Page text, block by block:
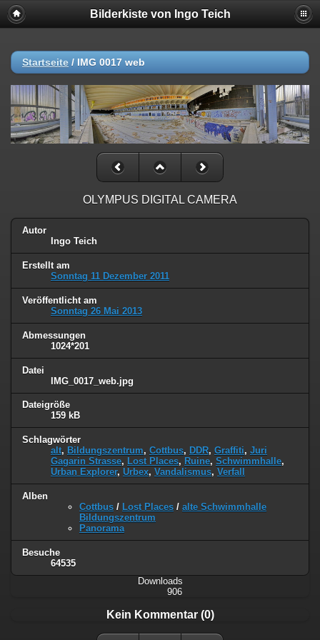
Bilderkiste von Ingo Teich
Startseite / IMG 0017 web
OLYMPUS DIGITAL CAMERA
Autor
Ingo Teich
Erstellt am
Sonntag 11 Dezember 2011
Veröffentlicht am
Sonntag 26 Mai 2013
Abmessungen
1024*201
Datei
IMG_0017_web.jpg
Dateigröße
159 kB
Schlagwörter
alt, Bildungszentrum, Cottbus, DDR, Graffiti, Juri
Gagarin Strasse, Lost Places, Ruine, Schwimmhalle,
Urban Explorer, Urbex, Vandalismus, Verfall
Alben
Cottbus / Lost Places / alte Schwimmhalle
Bildungszentrum
Panorama
Besuche
64535
Downloads
906
Kein Kommentar (0)